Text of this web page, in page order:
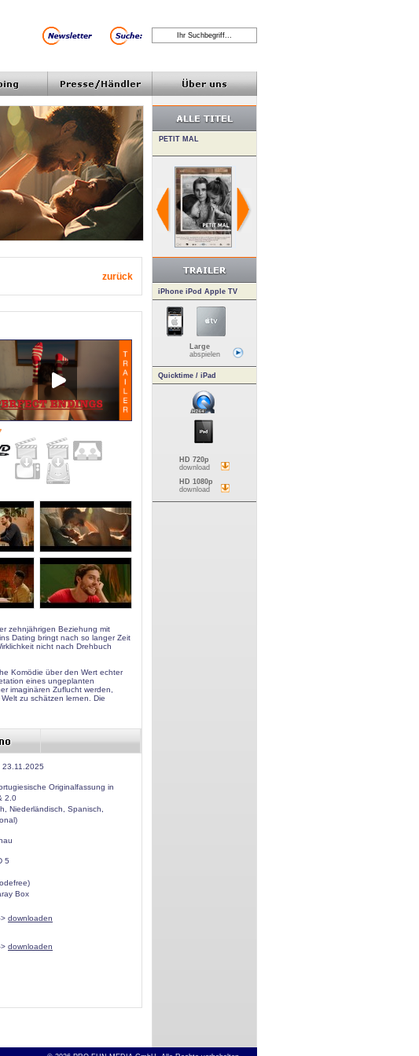
zurück
zehnjährigen Beziehung mit
Dating bringt nach so langer Zeit
nicht nach Drehbuch
Komödie über den Wert echter
eines ungeplanten
imaginären Zuflucht werden,
zu schätzen lernen. Die
23.11.2025
Originalfassung in
2.0
Niederländisch, Spanisch,
5
Box
downloaden
downloaden
iPhone iPod Apple TV
Large
abspielen
Quicktime / iPad
HD 720p
download
HD 1080p
download